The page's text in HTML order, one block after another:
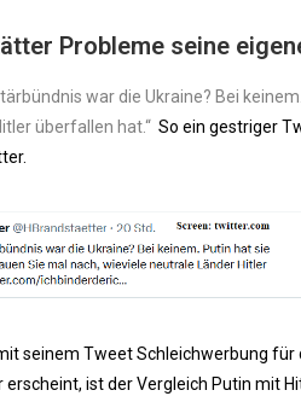
Probleme seine
war die Ukraine? Bei
überfallen hat.“ So ein gestriger
seinem Tweet Schleichwerbung
erscheint, ist der Vergleich Putin mit